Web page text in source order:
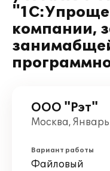
компании,
ООО "Рэт"
Москва, Январь
Вариант работы
Файловый